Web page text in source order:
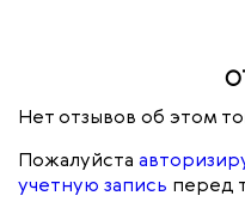
Нет отзывов об этом
Пожалуйста
учетную запись перед